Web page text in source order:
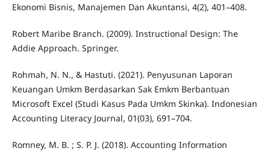
Ekonomi Bisnis, Manajemen Dan Akuntansi, 4(2), 401–408.
Robert Maribe Branch. (2009). Instructional Design: The
Addie Approach. Springer.
Rohmah, N. N., & Hastuti. (2021). Penyusunan Laporan
Keuangan Umkm Berdasarkan Sak Emkm Berbantuan
Microsoft Excel (Studi Kasus Pada Umkm Skinka). Indonesian
Accounting Literacy Journal, 01(03), 691–704.
Romney, M. B. ; S. P. J. (2018). Accounting Information